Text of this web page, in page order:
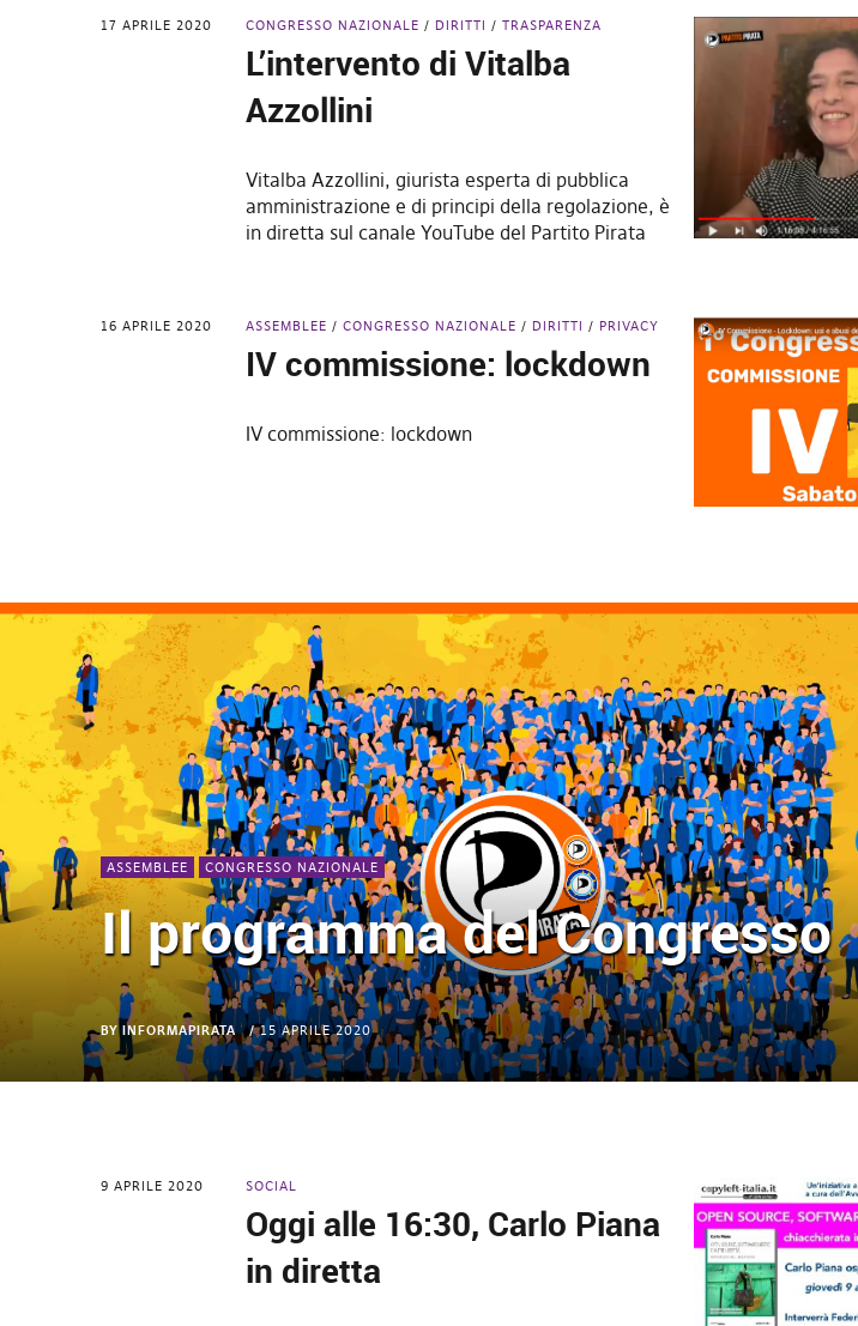
17 APRILE 2020 CONGRESSO NAZIONALE DIRITTI TRASPARENZA
L’intervento di Vitalba
Azzollini
Vitalba Azzollini, giurista esperta di pubblica
amministrazione e di principi della regolazione, è
in diretta sul canale YouTube del Partito Pirata
16 APRILE 2020 ASSEMBLEE CONGRESSO NAZIONALE DIRITTI PRIVACY
IV commissione: lockdown
IV commissione: lockdown
BYINFORMAPIRATA 15 APRILE 2020
ASSEMBLEE CONGRESSO NAZIONALE
Il programma del Congresso
9 APRILE 2020 SOCIAL
Oggi alle 16:30, Carlo Piana
in diretta